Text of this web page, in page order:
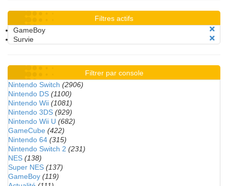
Filtres actifs
GameBoy
Survie
Filtrer par console
Nintendo Switch (2906)
Nintendo DS (1100)
Nintendo Wii (1081)
Nintendo 3DS (929)
Nintendo Wii U (682)
GameCube (422)
Nintendo 64 (315)
Nintendo Switch 2 (231)
NES (138)
Super NES (137)
GameBoy (119)